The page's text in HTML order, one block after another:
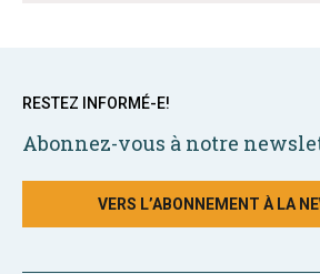
RESTEZ INFORMÉ-E!
Abonnez-vous à notre
VERS L’ABONNEMENT À LA